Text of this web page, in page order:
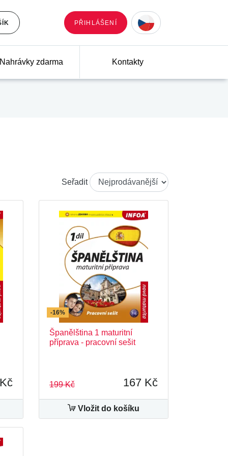
PŘIHLÁŠENÍ
zdarma Kontakty
Seřadit
-16%
Španělština 1 maturitní
příprava - pracovní sešit
199 Kč 167 Kč
Vložit do košíku